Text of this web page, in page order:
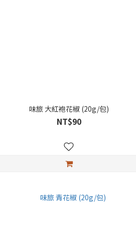
味旅 大紅袍花椒 (20g/包)
NT$90